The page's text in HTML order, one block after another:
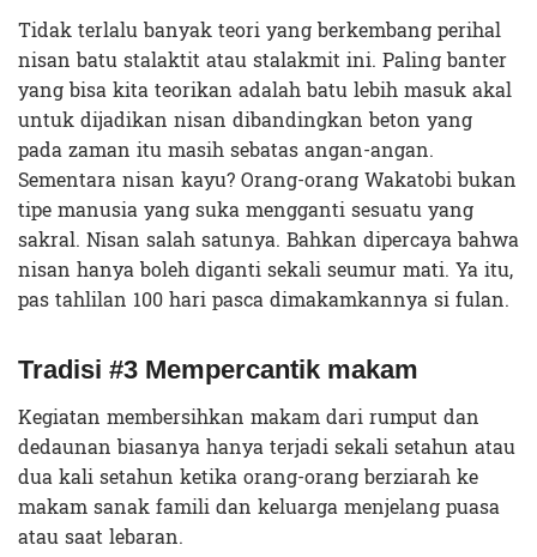
Tidak terlalu banyak teori yang berkembang perihal
nisan batu stalaktit atau stalakmit ini. Paling banter
yang bisa kita teorikan adalah batu lebih masuk akal
untuk dijadikan nisan dibandingkan beton yang
pada zaman itu masih sebatas angan-angan.
Sementara nisan kayu? Orang-orang Wakatobi bukan
tipe manusia yang suka mengganti sesuatu yang
sakral. Nisan salah satunya. Bahkan dipercaya bahwa
nisan hanya boleh diganti sekali seumur mati. Ya itu,
pas tahlilan 100 hari pasca dimakamkannya si fulan.
Tradisi #3 Mempercantik makam
Kegiatan membersihkan makam dari rumput dan
dedaunan biasanya hanya terjadi sekali setahun atau
dua kali setahun ketika orang-orang berziarah ke
makam sanak famili dan keluarga menjelang puasa
atau saat lebaran.